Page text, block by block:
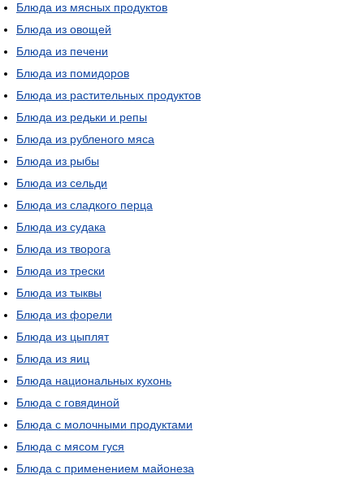
Блюда из мясных продуктов
Блюда из овощей
Блюда из печени
Блюда из помидоров
Блюда из растительных продуктов
Блюда из редьки и репы
Блюда из рубленого мяса
Блюда из рыбы
Блюда из сельди
Блюда из сладкого перца
Блюда из судака
Блюда из творога
Блюда из трески
Блюда из тыквы
Блюда из форели
Блюда из цыплят
Блюда из яиц
Блюда национальных кухонь
Блюда с говядиной
Блюда с молочными продуктами
Блюда с мясом гуся
Блюда с применением майонеза